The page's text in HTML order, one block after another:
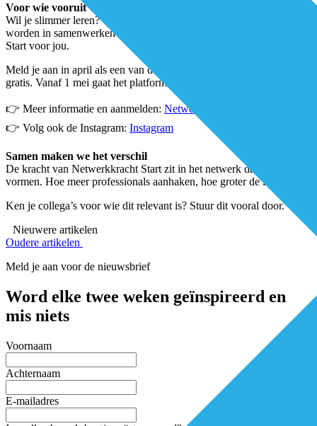
Voor wie vooruit wil
Wil je slimmer leren? Wil je je netwerk verbreden? En wil je beter
worden in samenwerken over grenzen heen? Dan is Netwerkkracht
Start voor jou.
Meld je aan in april als een van de eerste leden en je eerste jaar is
gratis. Vanaf 1 mei gaat het platform live.
👉 Meer informatie en aanmelden: Netwerkkracht - Start - Lorenz
👉 Volg ook de Instagram: Instagram
Samen maken we het verschil
De kracht van Netwerkkracht Start zit in het netwerk dat we samen
vormen. Hoe meer professionals aanhaken, hoe groter de impact.
Ken je collega’s voor wie dit relevant is? Stuur dit vooral door.
Nieuwere artikelen
Oudere artikelen
Meld je aan voor de nieuwsbrief
Word elke twee weken geïnspireerd en
mis niets
Voornaam
Achternaam
E-mailadres